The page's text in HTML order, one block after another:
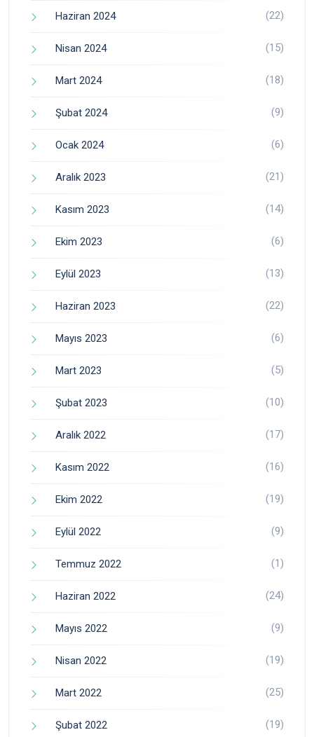
Haziran 2024 (22)
Nisan 2024 (15)
Mart 2024 (18)
Şubat 2024 (9)
Ocak 2024 (6)
Aralık 2023 (21)
Kasım 2023 (14)
Ekim 2023 (6)
Eylül 2023 (13)
Haziran 2023 (22)
Mayıs 2023 (6)
Mart 2023 (5)
Şubat 2023 (10)
Aralık 2022 (17)
Kasım 2022 (16)
Ekim 2022 (19)
Eylül 2022 (9)
Temmuz 2022 (1)
Haziran 2022 (24)
Mayıs 2022 (9)
Nisan 2022 (19)
Mart 2022 (25)
Şubat 2022 (19)